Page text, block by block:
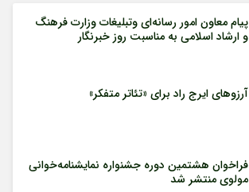
پیام معاون امور رسانه‌ای وتبلیغات وزارت فرهنگ
و ارشاد اسلامی به مناسبت روز خبرنگار
آرزوهای ایرج راد برای «تئاتر متفکر»
فراخوان هشتمین دوره جشنواره نمایشنامه‌خوانی
مولوی منتشر شد